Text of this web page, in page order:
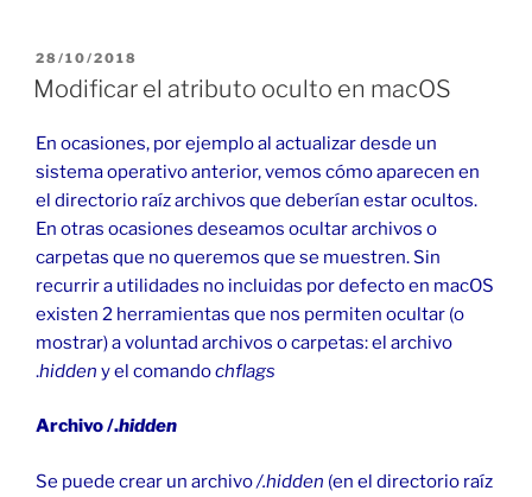
PUBLICADO
EL
28/10/2018
Modificar el atributo oculto en macOS
En ocasiones, por ejemplo al actualizar desde un
sistema operativo anterior, vemos cómo aparecen en
el directorio raíz archivos que deberían estar ocultos.
En otras ocasiones deseamos ocultar archivos o
carpetas que no queremos que se muestren. Sin
recurrir a utilidades no incluidas por defecto en macOS
existen 2 herramientas que nos permiten ocultar (o
mostrar) a voluntad archivos o carpetas: el archivo
.hidden y el comandochflags
Archivo /.hidden
Se puede crear un archivo/.hidden (en el directorio raíz